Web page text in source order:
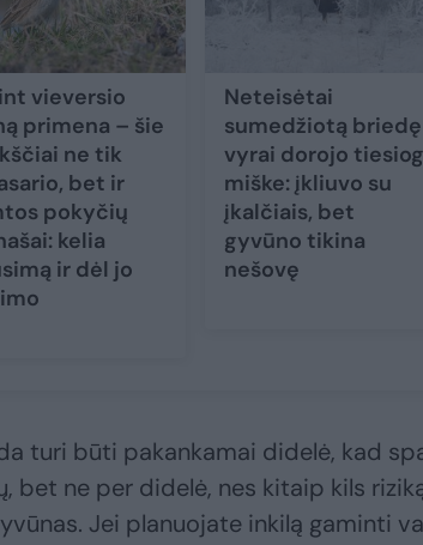
vieversio
primena – šie
ne tik
bet ir
pokyčių
kelia
ir dėl jo
Neteisėtai
sumedžiotą briedę
vyrai dorojo tiesiog
miške: įkliuvo su
įkalčiais, bet
gyvūno tikina
nešovę
turi būti pakankamai didelė, kad
bet ne per didelė, nes kitaip kils
Jei planuojate inkilą gaminti